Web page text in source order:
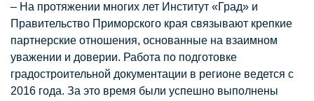
– На протяжении многих лет Институт «Град» и
Правительство Приморского края связывают крепкие
партнерские отношения, основанные на взаимном
уважении и доверии. Работа по подготовке
градостроительной документации в регионе ведется с
2016 года. За это время были успешно выполнены